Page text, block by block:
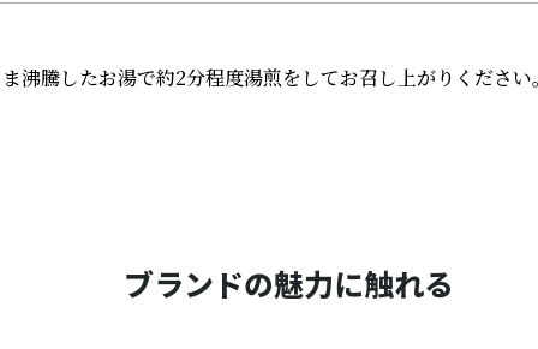
ま沸騰したお湯で約2分程度湯煎をしてお召し上がりください
ブランドの魅力に触れる